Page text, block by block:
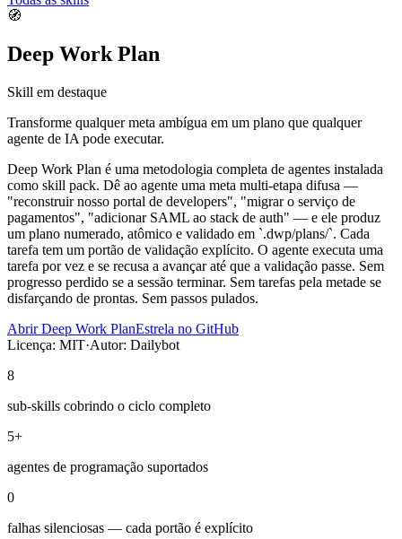
🧭
Deep Work Plan
Skill em destaque
Transforme qualquer meta ambígua em um plano que qualquer
agente de IA pode executar.
Deep Work Plan é uma metodologia completa de agentes instalada
como skill pack. Dê ao agente uma meta multi-etapa difusa —
"reconstruir nosso portal de developers", "migrar o serviço de
pagamentos", "adicionar SAML ao stack de auth" — e ele produz
um plano numerado, atômico e validado em `.dwp/plans/`. Cada
tarefa tem um portão de validação explícito. O agente executa uma
tarefa por vez e se recusa a avançar até que a validação passe. Sem
progresso perdido se a sessão terminar. Sem tarefas pela metade se
disfarçando de prontas. Sem passos pulados.
Abrir Deep Work PlanEstrela no GitHub
Licença: MIT·Autor: Dailybot
8
sub-skills cobrindo o ciclo completo
5+
agentes de programação suportados
0
falhas silenciosas — cada portão é explícito